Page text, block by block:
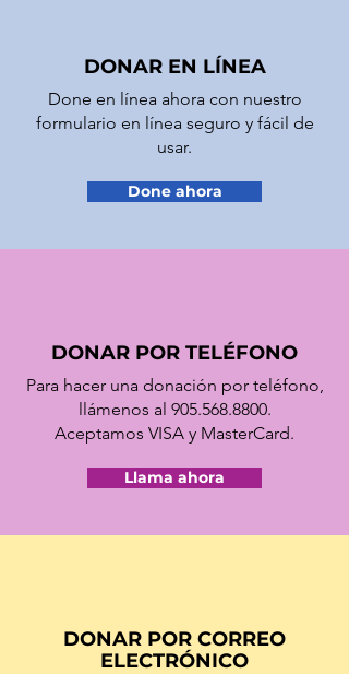
DONAR EN LÍNEA
Done en línea ahora con nuestro
formulario en línea seguro y fácil de
usar.
Done ahora
DONAR POR TELÉFONO
Para hacer una donación por teléfono,
llámenos al 905.568.8800.
Aceptamos VISA y MasterCard.
Llama ahora
DONAR POR CORREO
ELECTRÓNICO